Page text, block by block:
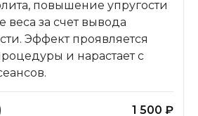
повышение упругости
за счет вывода
Эффект проявляется
и нарастает с
1 500 ₽